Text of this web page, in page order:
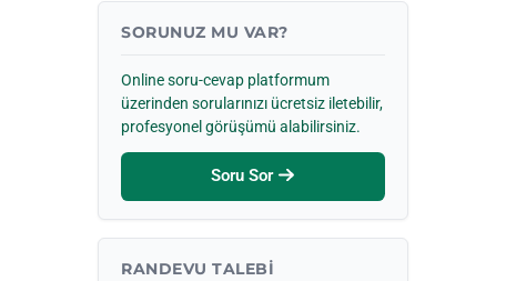
SORUNUZ MU VAR?
Online soru-cevap platformum
üzerinden sorularınızı ücretsiz iletebilir,
profesyonel görüşümü alabilirsiniz.
Soru Sor
RANDEVU TALEBI